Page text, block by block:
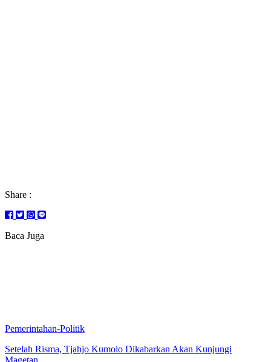
Share :
Setelah Risma, Tjahjo Kumolo Dikabarkan Akan Kunjungi